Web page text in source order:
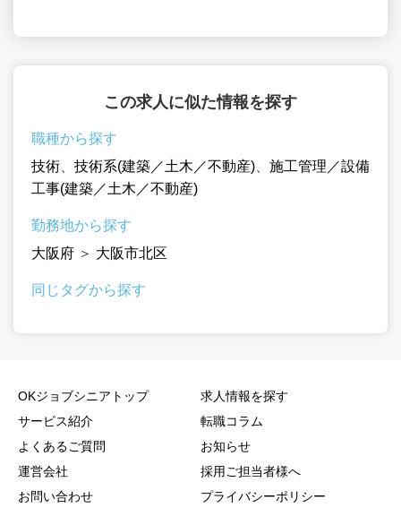
この求人に似た情報を探す
職種から探す
技術、 技術系(建築／土木／不動産)、 施工管理／設備
工事(建築／土木／不動産)
勤務地から探す
大阪府 ＞ 大阪市北区
同じタグから探す
OKジョブシニアトップ
サービス紹介
よくあるご質問
運営会社
お問い合わせ
求人情報を探す
転職コラム
お知らせ
採用ご担当者様へ
プライバシーポリシー